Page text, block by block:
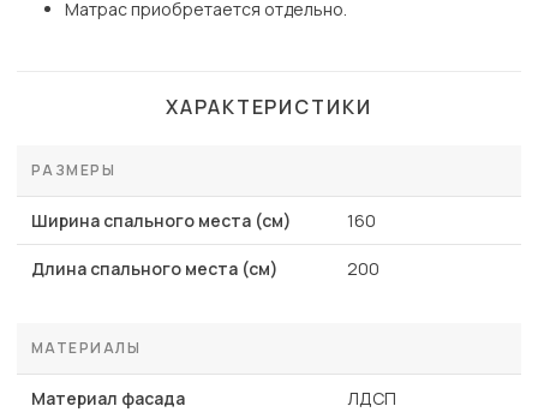
Матрас приобретается отдельно.
ХАРАКТЕРИСТИКИ
РАЗМЕРЫ
Ширина спального места (см) 160
Длина спального места (см) 200
МАТЕРИАЛЫ
Материал фасада ЛДСП